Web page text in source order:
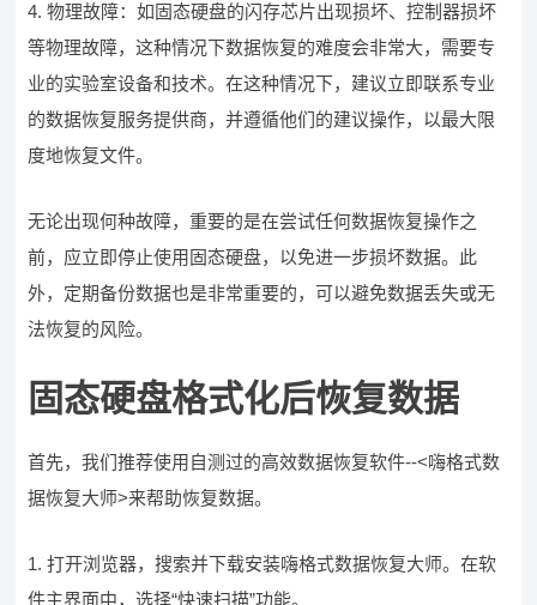
4. 物理故障：如固态硬盘的闪存芯片出现损坏、控制器损坏
等物理故障，这种情况下数据恢复的难度会非常大，需要专
业的实验室设备和技术。在这种情况下，建议立即联系专业
的数据恢复服务提供商，并遵循他们的建议操作，以最大限
度地恢复文件。
无论出现何种故障，重要的是在尝试任何数据恢复操作之
前，应立即停止使用固态硬盘，以免进一步损坏数据。此
外，定期备份数据也是非常重要的，可以避免数据丢失或无
法恢复的风险。
固态硬盘格式化后恢复数据
首先，我们推荐使用自测过的高效数据恢复软件--<嗨格式数
据恢复大师>来帮助恢复数据。
1. 打开浏览器，搜索并下载安装嗨格式数据恢复大师。在软
件主界面中，选择“快速扫描”功能。